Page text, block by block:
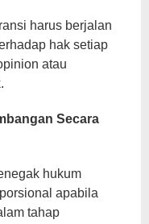
harus berjalan
hak setiap
atau
Secara
hukum
apabila
tahap